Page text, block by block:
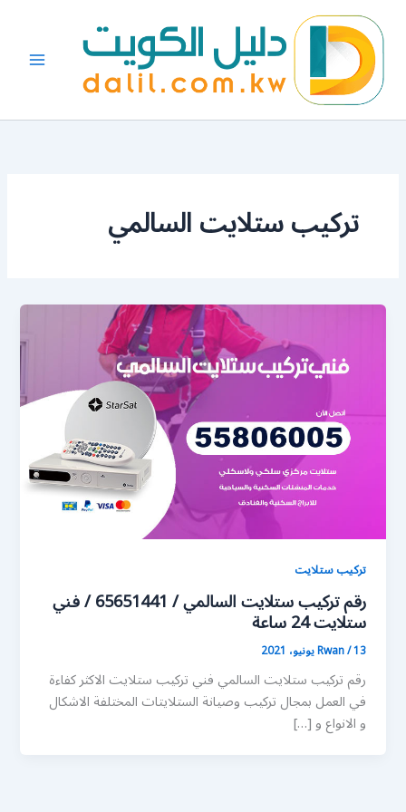
المحتوى
تركيب ستلايت السالمي
تركيب ستلايت
رقم تركيب ستلايت السالمي / 65651441 / فني
ستلايت 24 ساعة
Rwan/13 يونيو، 2021
رقم تركيب ستلايت السالمي فني تركيب ستلايت الاكثر كفاءة
في العمل بمجال تركيب وصيانة الستلايتات المختلفة الاشكال
و الانواع و […]